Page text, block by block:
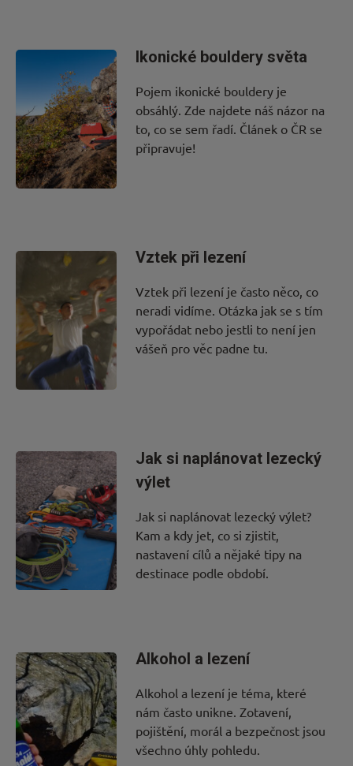
Ikonické bouldery světa
Pojem ikonické bouldery je
obsáhlý. Zde najdete náš názor na
to, co se sem řadí. Článek o ČR se
připravuje!
Vztek při lezení
Vztek při lezení je často něco, co
neradi vidíme. Otázka jak se s tím
vypořádat nebo jestli to není jen
vášeň pro věc padne tu.
Jak si naplánovat lezecký
výlet
Jak si naplánovat lezecký výlet?
Kam a kdy jet, co si zjistit,
nastavení cílů a nějaké tipy na
destinace podle období.
Alkohol a lezení
Alkohol a lezení je téma, které
nám často unikne. Zotavení,
pojištění, morál a bezpečnost jsou
všechno úhly pohledu.